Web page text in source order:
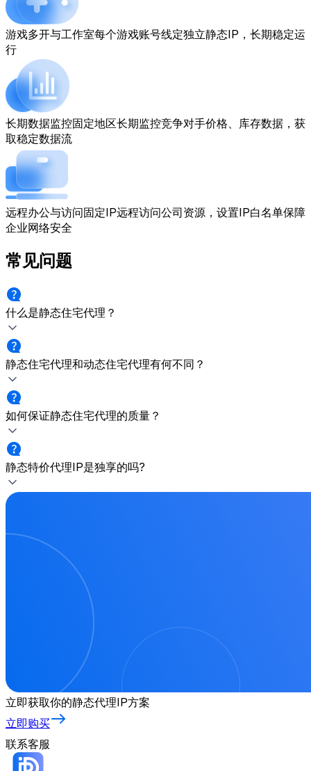
游戏多开与工作室每个游戏账号线定独立静态IP，长期稳定运
行
长期数据监控固定地区长期监控竞争对手价格、库存数据，获
取稳定数据流
远程办公与访问固定IP远程访问公司资源，设置IP白名单保障
企业网络安全
常见问题
什么是静态住宅代理？
静态住宅代理和动态住宅代理有何不同？
如何保证静态住宅代理的质量？
静态特价代理IP是独享的吗?
立即获取你的静态代理IP方案
立即购买
联系客服